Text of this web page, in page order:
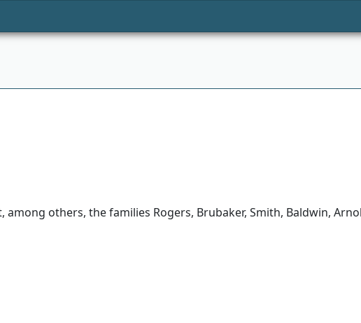
others, the families Rogers, Brubaker, Smith, Baldwin,